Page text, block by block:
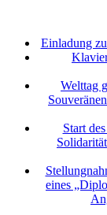
Einladung
Welttag
Start
eines